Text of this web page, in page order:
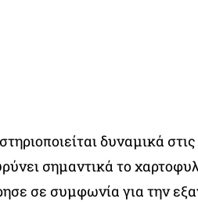
δυναμικά
σημαντικά το
σε συμφωνία για την